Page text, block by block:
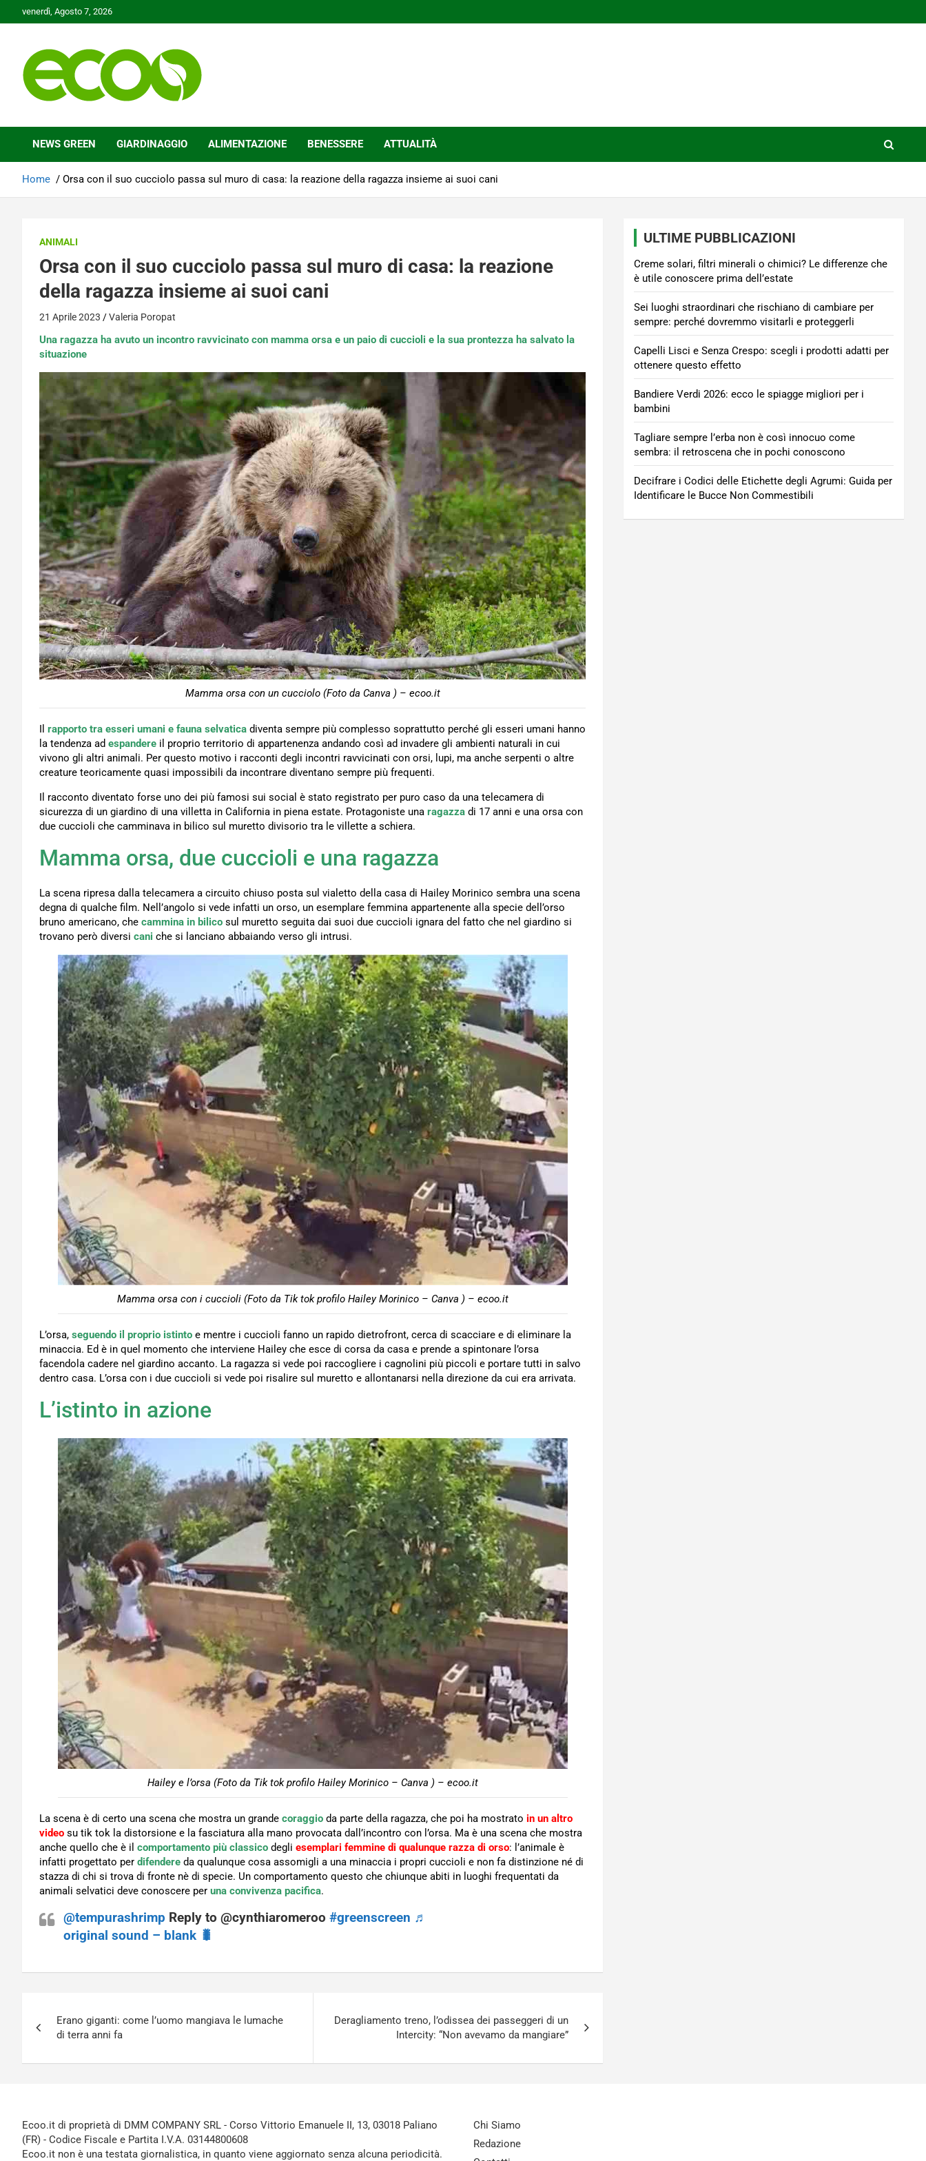
to
venerdì, Agosto 7, 2026
Ecoo.it
NEWS GREEN GIARDINAGGIO ALIMENTAZIONE BENESSERE ATTUALITÀ
Home Orsa con il suo cucciolo passa sul muro di casa: la reazione della ragazza insieme ai suoi cani
ANIMALI
Orsa con il suo cucciolo passa sul muro di casa: la reazione
della ragazza insieme ai suoi cani
21 Aprile 2023 Valeria Poropat
Una ragazza ha avuto un incontro ravvicinato con mamma orsa e un paio di cuccioli e la sua prontezza ha salvato la
situazione
Mamma orsa con un cucciolo (Foto da Canva ) – ecoo.it
Il rapporto tra esseri umani e fauna selvatica diventa sempre più complesso soprattutto perché gli esseri umani hanno
la tendenza ad espandere il proprio territorio di appartenenza andando così ad invadere gli ambienti naturali in cui
vivono gli altri animali. Per questo motivo i racconti degli incontri ravvicinati con orsi, lupi, ma anche serpenti o altre
creature teoricamente quasi impossibili da incontrare diventano sempre più frequenti.
Il racconto diventato forse uno dei più famosi sui social è stato registrato per puro caso da una telecamera di
sicurezza di un giardino di una villetta in California in piena estate. Protagoniste una ragazza di 17 anni e una orsa con
due cuccioli che camminava in bilico sul muretto divisorio tra le villette a schiera.
Mamma orsa, due cuccioli e una ragazza
La scena ripresa dalla telecamera a circuito chiuso posta sul vialetto della casa di Hailey Morinico sembra una scena
degna di qualche film. Nell’angolo si vede infatti un orso, un esemplare femmina appartenente alla specie dell’orso
bruno americano, che cammina in bilico sul muretto seguita dai suoi due cuccioli ignara del fatto che nel giardino si
trovano però diversi cani che si lanciano abbaiando verso gli intrusi.
Mamma orsa con i cuccioli (Foto da Tik tok profilo Hailey Morinico – Canva ) – ecoo.it
L’orsa, seguendo il proprio istinto e mentre i cuccioli fanno un rapido dietrofront, cerca di scacciare e di eliminare la
minaccia. Ed è in quel momento che interviene Hailey che esce di corsa da casa e prende a spintonare l’orsa
facendola cadere nel giardino accanto. La ragazza si vede poi raccogliere i cagnolini più piccoli e portare tutti in salvo
dentro casa. L’orsa con i due cuccioli si vede poi risalire sul muretto e allontanarsi nella direzione da cui era arrivata.
L’istinto in azione
Hailey e l’orsa (Foto da Tik tok profilo Hailey Morinico – Canva ) – ecoo.it
La scena è di certo una scena che mostra un grande coraggio da parte della ragazza, che poi ha mostrato in un altro
video su tik tok la distorsione e la fasciatura alla mano provocata dall’incontro con l’orsa. Ma è una scena che mostra
anche quello che è il comportamento più classico degli esemplari femmine di qualunque razza di orso: l’animale è
infatti progettato per difendere da qualunque cosa assomigli a una minaccia i propri cuccioli e non fa distinzione né di
stazza di chi si trova di fronte nè di specie. Un comportamento questo che chiunque abiti in luoghi frequentati da
animali selvatici deve conoscere per una convivenza pacifica.
@tempurashrimp Reply to @cynthiaromeroo #greenscreen ♬
original sound – blank 🐛
articoli
Erano giganti: come l’uomo mangiava le lumache
di terra anni fa
Deragliamento treno, l’odissea dei passeggeri di un
Intercity: “Non avevamo da mangiare”
ULTIME PUBBLICAZIONI
Creme solari, filtri minerali o chimici? Le differenze che
è utile conoscere prima dell’estate
Sei luoghi straordinari che rischiano di cambiare per
sempre: perché dovremmo visitarli e proteggerli
Capelli Lisci e Senza Crespo: scegli i prodotti adatti per
ottenere questo effetto
Bandiere Verdi 2026: ecco le spiagge migliori per i
bambini
Tagliare sempre l’erba non è così innocuo come
sembra: il retroscena che in pochi conoscono
Decifrare i Codici delle Etichette degli Agrumi: Guida per
Identificare le Bucce Non Commestibili
Ecoo.it di proprietà di DMM COMPANY SRL - Corso Vittorio Emanuele II, 13, 03018 Paliano
(FR) - Codice Fiscale e Partita I.V.A. 03144800608
Ecoo.it non è una testata giornalistica, in quanto viene aggiornato senza alcuna periodicità.
Chi Siamo
Redazione